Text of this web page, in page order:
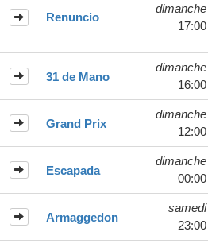
Renuncio
dimanche
17:00
31 de Mano
dimanche
16:00
Grand Prix
dimanche
12:00
Escapada
dimanche
00:00
Armaggedon
samedi
23:00